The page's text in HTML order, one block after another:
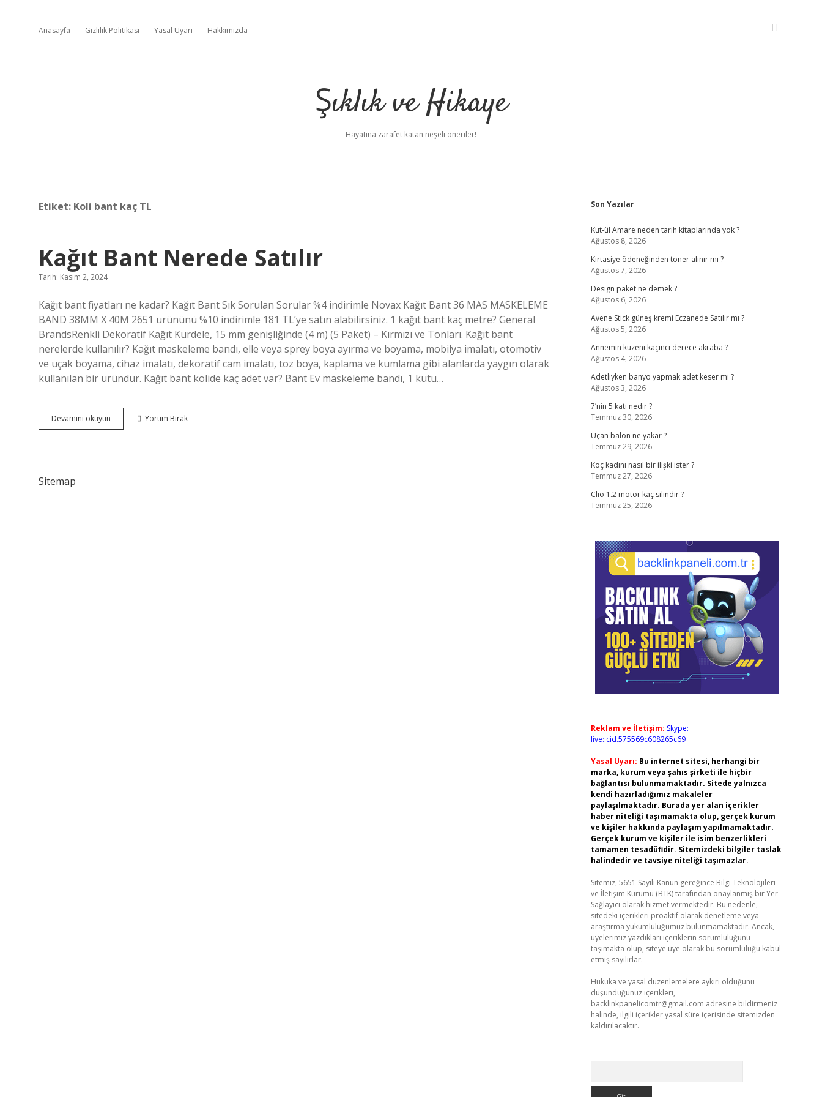
Anasayfa Gizlilik Politikası Yasal Uyarı Hakkımızda
Şıklık ve Hikaye
Hayatına zarafet katan neşeli öneriler!
Etiket: Koli bant kaç TL
Kağıt Bant Nerede Satılır
Tarih: Kasım 2, 2024
Kağıt bant fiyatları ne kadar? Kağıt Bant Sık Sorulan Sorular %4 indirimle Novax Kağıt Bant 36 MAS MASKELEME
BAND 38MM X 40M 2651 ürününü %10 indirimle 181 TL’ye satın alabilirsiniz. 1 kağıt bant kaç metre? General
BrandsRenkli Dekoratif Kağıt Kurdele, 15 mm genişliğinde (4 m) (5 Paket) – Kırmızı ve Tonları. Kağıt bant
nerelerde kullanılır? Kağıt maskeleme bandı, elle veya sprey boya ayırma ve boyama, mobilya imalatı, otomotiv
ve uçak boyama, cihaz imalatı, dekoratif cam imalatı, toz boya, kaplama ve kumlama gibi alanlarda yaygın olarak
kullanılan bir üründür. Kağıt bant kolide kaç adet var? Bant Ev maskeleme bandı, 1 kutu…
Devamını okuyun
Bant
Yorum Bırak
Sitemap
Sidebar
Son Yazılar
Kut-ül Amare neden tarih kitaplarında yok ?
Ağustos 8, 2026
Kırtasiye ödeneğinden toner alınır mı ?
Ağustos 7, 2026
Design paket ne demek ?
Ağustos 6, 2026
Avene Stick güneş kremi Eczanede Satılır mı ?
Ağustos 5, 2026
Annemin kuzeni kaçıncı derece akraba ?
Ağustos 4, 2026
Adetliyken banyo yapmak adet keser mi ?
Ağustos 3, 2026
7’nin 5 katı nedir ?
Temmuz 30, 2026
Uçan balon ne yakar ?
Temmuz 29, 2026
Koç kadını nasıl bir ilişki ister ?
Temmuz 27, 2026
Clio 1.2 motor kaç silindir ?
Temmuz 25, 2026
Reklam ve İletişim: Skype:
live:.cid.575569c608265c69
Yasal Uyarı: Bu internet sitesi, herhangi bir
marka, kurum veya şahıs şirketi ile hiçbir
bağlantısı bulunmamaktadır. Sitede yalnızca
kendi hazırladığımız makaleler
paylaşılmaktadır. Burada yer alan içerikler
haber niteliği taşımamakta olup, gerçek kurum
ve kişiler hakkında paylaşım yapılmamaktadır.
Gerçek kurum ve kişiler ile isim benzerlikleri
tamamen tesadüfidir. Sitemizdeki bilgiler taslak
halindedir ve tavsiye niteliği taşımazlar.
Sitemiz, 5651 Sayılı Kanun gereğince Bilgi Teknolojileri
ve İletişim Kurumu (BTK) tarafından onaylanmış bir Yer
Sağlayıcı olarak hizmet vermektedir. Bu nedenle,
sitedeki içerikleri proaktif olarak denetleme veya
araştırma yükümlülüğümüz bulunmamaktadır. Ancak,
üyelerimiz yazdıkları içeriklerin sorumluluğunu
taşımakta olup, siteye üye olarak bu sorumluluğu kabul
etmiş sayılırlar.
Hukuka ve yasal düzenlemelere aykırı olduğunu
düşündüğünüz içerikleri,
backlinkpanelicomtr@gmail.com adresine bildirmeniz
halinde, ilgili içerikler yasal süre içerisinde sitemizden
kaldırılacaktır.